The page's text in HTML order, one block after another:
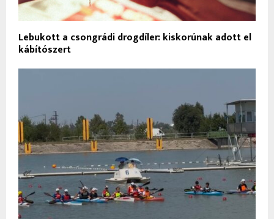
Lebukott a csongrádi drogdíler: kiskorúnak adott el
kábítószert